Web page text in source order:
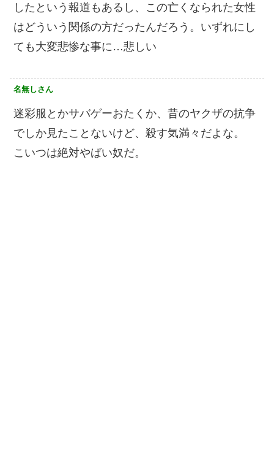
したという報道もあるし、この亡くなられた女性
はどういう関係の方だったんだろう。いずれにし
ても大変悲惨な事に…悲しい
名無しさん
迷彩服とかサバゲーおたくか、昔のヤクザの抗争
でしか見たことないけど、殺す気満々だよな。
こいつは絶対やばい奴だ。